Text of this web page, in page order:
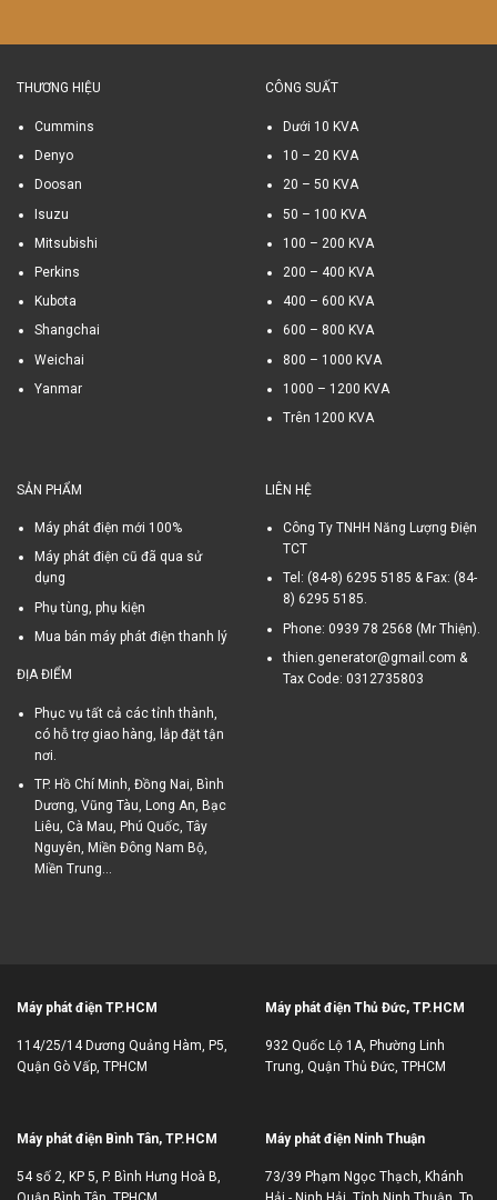
THƯƠNG HIỆU
Cummins
Denyo
Doosan
Isuzu
Mitsubishi
Perkins
Kubota
Shangchai
Weichai
Yanmar
CÔNG SUẤT
Dưới 10 KVA
10 – 20 KVA
20 – 50 KVA
50 – 100 KVA
100 – 200 KVA
200 – 400 KVA
400 – 600 KVA
600 – 800 KVA
800 – 1000 KVA
1000 – 1200 KVA
Trên 1200 KVA
SẢN PHẨM
Máy phát điện mới 100%
Máy phát điện cũ đã qua sử
dụng
Phụ tùng, phụ kiện
Mua bán máy phát điện thanh lý
ĐỊA ĐIỂM
Phục vụ tất cả các tỉnh thành,
có hỗ trợ giao hàng, lắp đặt tận
nơi.
TP. Hồ Chí Minh, Đồng Nai, Bình
Dương, Vũng Tàu, Long An, Bạc
Liêu, Cà Mau, Phú Quốc, Tây
Nguyên, Miền Đông Nam Bộ,
Miền Trung...
LIÊN HỆ
Công Ty TNHH Năng Lượng Điện
TCT
Tel: (84-8) 6295 5185 & Fax: (84-
8) 6295 5185.
Phone: 0939 78 2568 (Mr Thiện).
thien.generator@gmail.com &
Tax Code: 0312735803
Máy phát điện TP.HCM
114/25/14 Dương Quảng Hàm, P5,
Quận Gò Vấp, TPHCM
Máy phát điện Thủ Đức, TP.HCM
932 Quốc Lộ 1A, Phường Linh
Trung, Quận Thủ Đức, TPHCM
Máy phát điện Bình Tân, TP.HCM
54 số 2, KP 5, P. Bình Hưng Hoà B,
Máy phát điện Ninh Thuận
73/39 Phạm Ngọc Thạch, Khánh